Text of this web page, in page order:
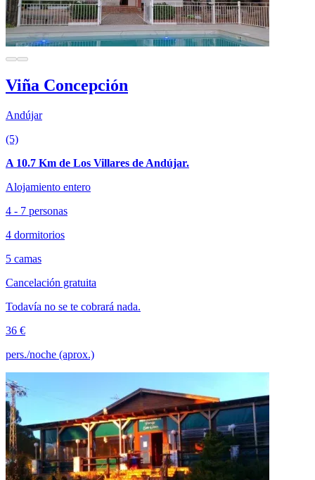
Viña Concepción
Andújar
(5)
A 10.7 Km de Los Villares de Andújar.
Alojamiento entero
4 - 7 personas
4 dormitorios
5 camas
Cancelación gratuita
Todavía no se te cobrará nada.
36 €
pers./noche (aprox.)